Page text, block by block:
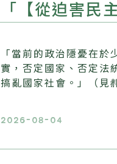
「【從迫害民
「當前的政治隱憂在
實，否定國家、否定法
搞亂國家社會。」（見
2026-08-04